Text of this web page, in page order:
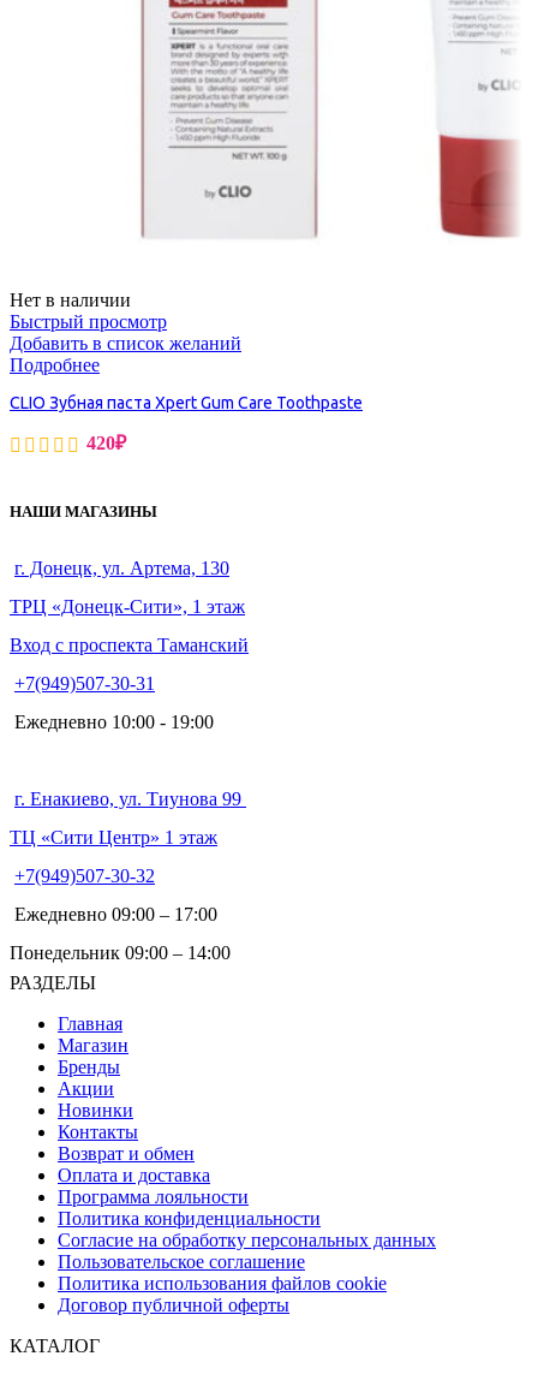
Нет в наличии
Быстрый просмотр
Добавить в список желаний
Подробнее
CLIO Зубная паста Xpert Gum Care Toothpaste
420₽
НАШИ МАГАЗИНЫ
г. Донецк, ул. Артема, 130
ТРЦ «Донецк-Сити», 1 этаж
Вход с проспекта Таманский
+7(949)507-30-31
Ежедневно 10:00 - 19:00
г. Енакиево, ул. Тиунова 99
ТЦ «Сити Центр» 1 этаж
+7(949)507-30-32
Ежедневно 09:00 – 17:00
Понедельник 09:00 – 14:00
РАЗДЕЛЫ
Главная
Магазин
Бренды
Акции
Новинки
Контакты
Возврат и обмен
Оплата и доставка
Программа лояльности
Политика конфиденциальности
Согласие на обработку персональных данных
Пользовательское соглашение
Политика использования файлов cookie
Договор публичной оферты
КАТАЛОГ